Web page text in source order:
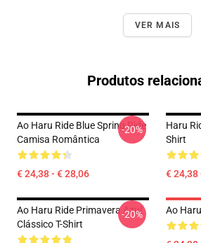
VER MAIS
Produtos
Ao Haru Ride Blue Spring Ride
Camisa Romântica
€ 24,38 - € 28,06
-20%
Haru
Shirt
€ 24,38
Ao Haru Ride Primavera Azul
Clássico T-Shirt
-20% Ao